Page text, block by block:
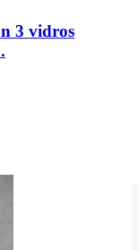
3 vidros